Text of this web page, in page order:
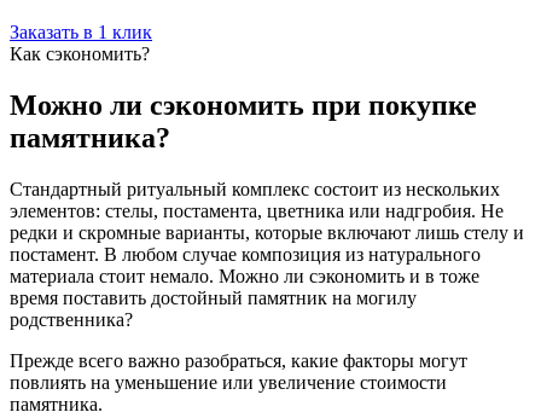
Заказать в 1 клик
Как сэкономить?
Можно ли сэкономить при покупке
памятника?
Стандартный ритуальный комплекс состоит из нескольких
элементов: стелы, постамента, цветника или надгробия. Не
редки и скромные варианты, которые включают лишь стелу и
постамент. В любом случае композиция из натурального
материала стоит немало. Можно ли сэкономить и в тоже
время поставить достойный памятник на могилу
родственника?
Прежде всего важно разобраться, какие факторы могут
повлиять на уменьшение или увеличение стоимости
памятника.